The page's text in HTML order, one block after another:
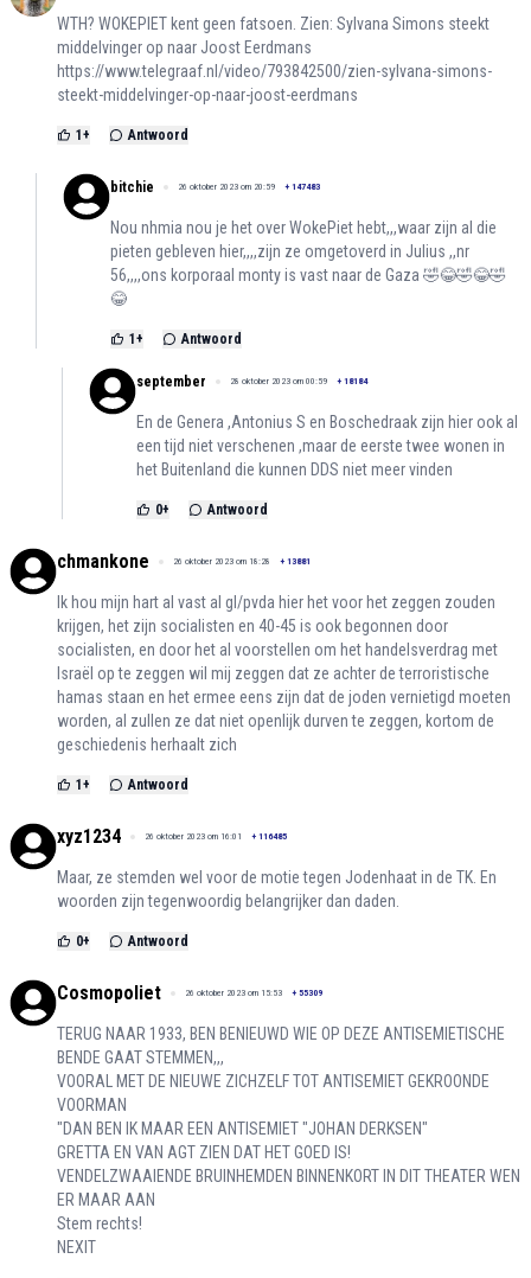
WTH? WOKEPIET kent geen fatsoen. Zien: Sylvana Simons steekt
middelvinger op naar Joost Eerdmans
https://www.telegraaf.nl/video/793842500/zien-sylvana-simons-
steekt-middelvinger-op-naar-joost-eerdmans
1 + Antwoord
bitchie 26 oktober 2023 om 20:59 + 147483
Nou nhmia nou je het over WokePiet hebt,,,waar zijn al die
pieten gebleven hier,,,,zijn ze omgetoverd in Julius ,,nr
56,,,,ons korporaal monty is vast naar de Gaza 🤣😂🤣😂🤣
😂
1 + Antwoord
september 28 oktober 2023 om 00:59 + 18184
En de Genera ,Antonius S en Boschedraak zijn hier ook al
een tijd niet verschenen ,maar de eerste twee wonen in
het Buitenland die kunnen DDS niet meer vinden
0+ Antwoord
chmankone 26 oktober 2023 om 18:28 + 13881
Ik hou mijn hart al vast al gl/pvda hier het voor het zeggen zouden
krijgen, het zijn socialisten en 40-45 is ook begonnen door
socialisten, en door het al voorstellen om het handelsverdrag met
Israël op te zeggen wil mij zeggen dat ze achter de terroristische
hamas staan en het ermee eens zijn dat de joden vernietigd moeten
worden, al zullen ze dat niet openlijk durven te zeggen, kortom de
geschiedenis herhaalt zich
1 + Antwoord
xyz1234 26 oktober 2023 om 16:01 + 116485
Maar, ze stemden wel voor de motie tegen Jodenhaat in de TK. En
woorden zijn tegenwoordig belangrijker dan daden.
0+ Antwoord
Cosmopoliet 26 oktober 2023 om 15:53 + 55309
TERUG NAAR 1933, BEN BENIEUWD WIE OP DEZE ANTISEMIETISCHE
BENDE GAAT STEMMEN,,,
VOORAL MET DE NIEUWE ZICHZELF TOT ANTISEMIET GEKROONDE
VOORMAN
"DAN BEN IK MAAR EEN ANTISEMIET "JOHAN DERKSEN"
GRETTA EN VAN AGT ZIEN DAT HET GOED IS!
VENDELZWAAIENDE BRUINHEMDEN BINNENKORT IN DIT THEATER WEN
ER MAAR AAN
Stem rechts!
NEXIT